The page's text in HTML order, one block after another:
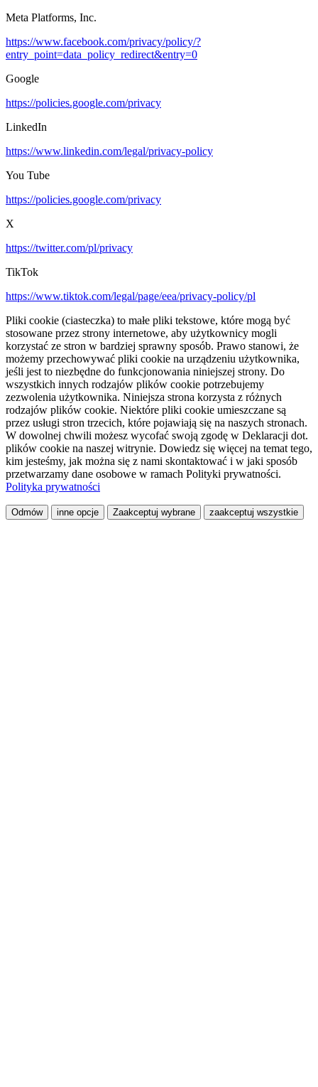
Meta Platforms, Inc.
https://www.facebook.com/privacy/policy/?
entry_point=data_policy_redirect&entry=0
Google
https://policies.google.com/privacy
LinkedIn
https://www.linkedin.com/legal/privacy-policy
You Tube
https://policies.google.com/privacy
X
https://twitter.com/pl/privacy
TikTok
https://www.tiktok.com/legal/page/eea/privacy-policy/pl
Pliki cookie (ciasteczka) to małe pliki tekstowe, które mogą być
stosowane przez strony internetowe, aby użytkownicy mogli
korzystać ze stron w bardziej sprawny sposób. Prawo stanowi, że
możemy przechowywać pliki cookie na urządzeniu użytkownika,
jeśli jest to niezbędne do funkcjonowania niniejszej strony. Do
wszystkich innych rodzajów plików cookie potrzebujemy
zezwolenia użytkownika. Niniejsza strona korzysta z różnych
rodzajów plików cookie. Niektóre pliki cookie umieszczane są
przez usługi stron trzecich, które pojawiają się na naszych stronach.
W dowolnej chwili możesz wycofać swoją zgodę w Deklaracji dot.
plików cookie na naszej witrynie. Dowiedz się więcej na temat tego,
kim jesteśmy, jak można się z nami skontaktować i w jaki sposób
przetwarzamy dane osobowe w ramach Polityki prywatności.
Polityka prywatności
Odmów inne opcje Zaakceptuj wybrane zaakceptuj wszystkie